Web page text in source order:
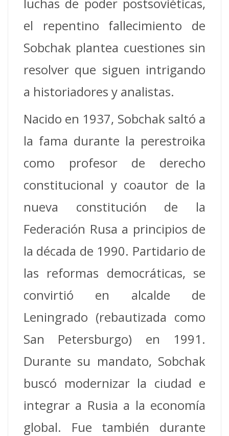
el repentino fallecimiento de
Sobchak plantea cuestiones sin
resolver que siguen intrigando
a historiadores y analistas.
Nacido en 1937, Sobchak saltó a
la fama durante la perestroika
como profesor de derecho
constitucional y coautor de la
nueva constitución de la
Federación Rusa a principios de
la década de 1990. Partidario de
las reformas democráticas, se
convirtió en alcalde de
Leningrado (rebautizada como
San Petersburgo) en 1991.
Durante su mandato, Sobchak
buscó modernizar la ciudad e
integrar a Rusia a la economía
global. Fue también durante